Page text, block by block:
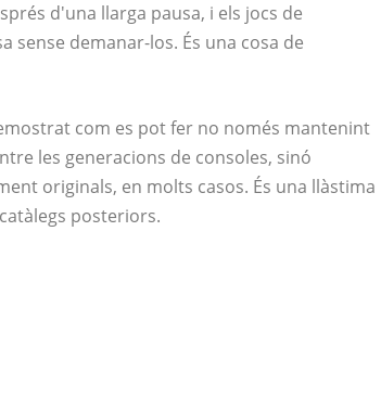
d'una llarga pausa, i els jocs de
demanar-los. És una cosa de
com es pot fer no només mantenint
les generacions de consoles, sinó
originals, en molts casos. És una llàstima
posteriors.